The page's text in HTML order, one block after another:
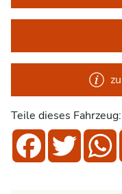
Teile dieses Fahrzeug:
FacebookTwitter